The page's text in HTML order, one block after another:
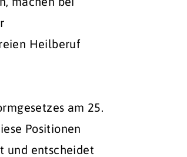
Heilberuf
am 25.
Positionen
und entscheidet